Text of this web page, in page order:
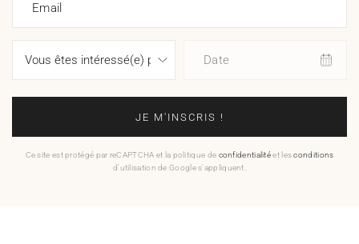
Email
Date
JE M'INSCRIS !
Ce site est protégé par reCAPTCHA et la politique de confidentialitéet lesconditions
d'utilisation de Google s'appliquent.